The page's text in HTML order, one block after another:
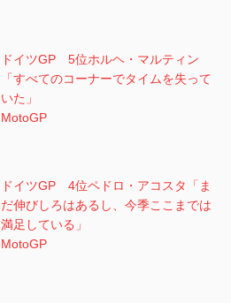
ドイツGP 5位ホルヘ・マルティン
「すべてのコーナーでタイムを失って
いた」
MotoGP
ドイツGP 4位ペドロ・アコスタ「ま
だ伸びしろはあるし、今季ここまでは
満足している」
MotoGP